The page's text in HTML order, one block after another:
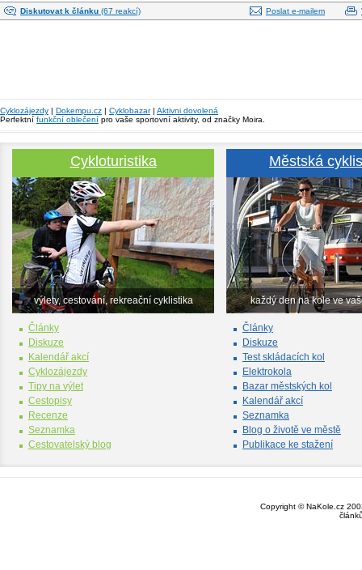
Diskutovat k článku (67 reakcí) Poslat e-mailem
Cyklozájezdy | Dokempu.cz | Cyklobazar| Aktivni dovolená
Perfektní funkční oblečení pro vaše sportovní aktivity, od značky Moira.
Cykloturistika
výlety, cestování, rekreační cyklistika
Články
Diskuze
Kalendář akcí
Cyklozájezdy
Tipy na výlet
Cestopisy
Recenze
Seznamka
Cestovatelský blog
Městská
každý den na kole ve
Články
Diskuze
Test skládacích kol
Elektrokola
Bazar městských kol
Kalendář akcí
Seznamka
Blog o životě ve městě
Publikace ke stažení
Copyright © NaKole.cz